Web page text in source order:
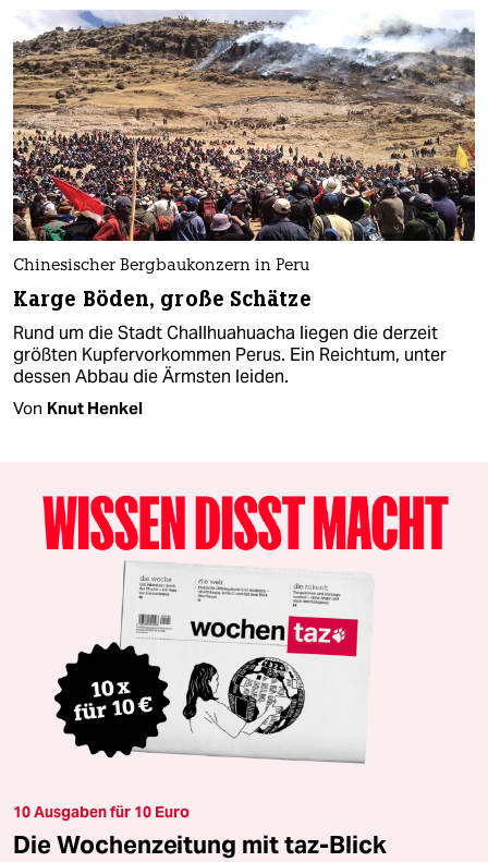
Chinesischer Bergbaukonzern in Peru
Karge Böden, große Schätze
Rund um die Stadt Challhuahuacha liegen die derzeit
größten Kupfervorkommen Perus. Ein Reichtum, unter
dessen Abbau die Ärmsten leiden.
Von Knut Henkel
10 Ausgaben für 10 Euro
Die Wochenzeitung mit taz-Blick